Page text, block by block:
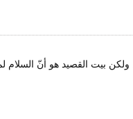
بيت القصيد هو أنّ السلام